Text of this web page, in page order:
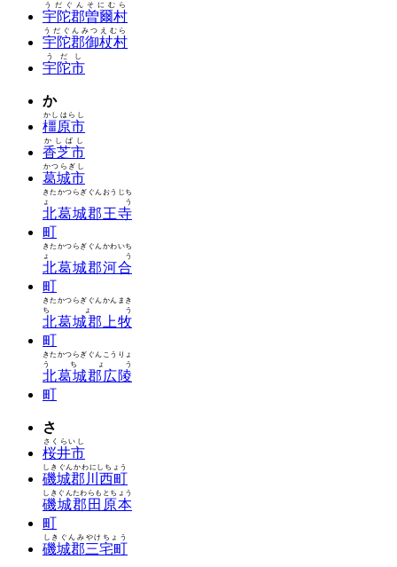
宇陀郡曽爾村
うだぐんそにむら
宇陀郡御杖村
うだぐんみつえむら
宇陀市
うだし
か
橿原市
かしはらし
香芝市
かしばし
葛城市
かつらぎし
北葛城郡王寺
町
きたかつらぎぐんおうじち
ょう
北葛城郡河合
町
きたかつらぎぐんかわいち
ょう
北葛城郡上牧
町
きたかつらぎぐんかんまき
ちょう
北葛城郡広陵
町
きたかつらぎぐんこうりょ
うちょう
さ
桜井市
さくらいし
磯城郡川西町
しきぐんかわにしちょう
磯城郡田原本
町
しきぐんたわらもとちょう
磯城郡三宅町
しきぐんみやけちょう